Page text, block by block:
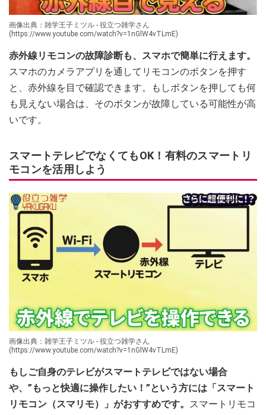
画像出典：雑学王子ミツル - 役立つ雑学さん
(https://www.youtube.com/watch?v=1nGlW4vTLmE)
赤外線リモコンの故障診断も、スマホで簡単に行えます。
スマホのカメラアプリを通してリモコンのボタンを押す
と、赤外線を目で確認できます。もしボタンを押しても何
も見えない場合は、そのボタンが故障している可能性が高
いです。
スマートテレビでなくてもOK！有料のスマートリ
モコンを活用しよう
画像出典：雑学王子ミツル - 役立つ雑学さん
(https://www.youtube.com/watch?v=1nGlW4vTLmE)
もしご自身のテレビがスマートテレビではない場合
や、”もっと快適に操作したい！”という方には「スマート
リモコン（スマリモ）」がおすすめです。 スマートリモコ